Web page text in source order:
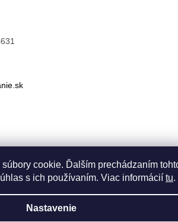
cookie. Ďalším prechádzaním
s ich používaním. Viac informácií tu.
Nastavenie